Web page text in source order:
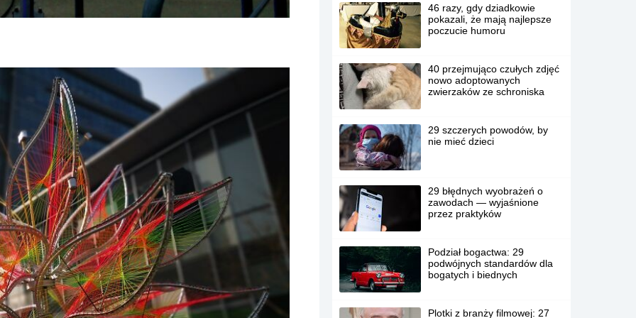
46 razy, gdy dziadkowie
pokazali, że mają najlepsze
poczucie humoru
40 przejmująco czułych zdjęć
nowo adoptowanych
zwierzaków ze schroniska
29 szczerych powodów, by
nie mieć dzieci
29 błędnych wyobrażeń o
zawodach — wyjaśnione
przez praktyków
Podział bogactwa: 29
podwójnych standardów dla
bogatych i biednych
Plotki z branży filmowej: 27